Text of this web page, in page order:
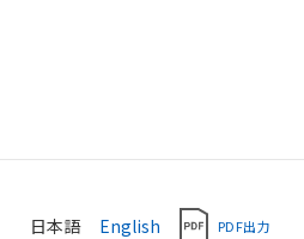
日本語 English PDF出力